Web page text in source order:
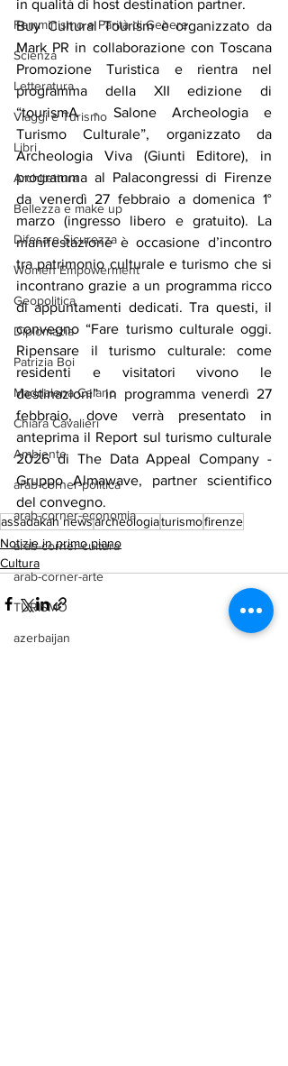
Femminismo e Parità di Genere
Scienza
Letteratura
Viaggi e Turismo
Libri
Architettura
Bellezza e make up
Difesa e Sicurezza
Women Empowerment
Geopolitica
Diplomazia
Patrizia Boi
Maddalena Celano
Chiara Cavalieri
Ambiente
arab-corner-politica
arab-corner-economia
arab-corner-cultura
arab-corner-arte
TURISMO
azerbaijan
in qualità di host destination partner.
Buy Cultural Tourism è organizzato da
Mark PR in collaborazione con Toscana
Promozione Turistica e rientra nel
programma della XII edizione di
“tourismA - Salone Archeologia e
Turismo Culturale”, organizzato da
Archeologia Viva (Giunti Editore), in
programma al Palacongressi di Firenze
da venerdì 27 febbraio a domenica 1°
marzo (ingresso libero e gratuito). La
manifestazione è occasione d’incontro
tra patrimonio culturale e turismo che si
incontrano grazie a un programma ricco
di appuntamenti dedicati. Tra questi, il
convegno “Fare turismo culturale oggi.
Ripensare il turismo culturale: come
residenti e visitatori vivono le
destinazioni” in programma venerdì 27
febbraio, dove verrà presentato in
anteprima il Report sul turismo culturale
2026 di The Data Appeal Company -
Gruppo Almawave, partner scientifico
del convegno.
assadakah newsarcheologiaturismofirenze
Notizie in primo piano
Cultura